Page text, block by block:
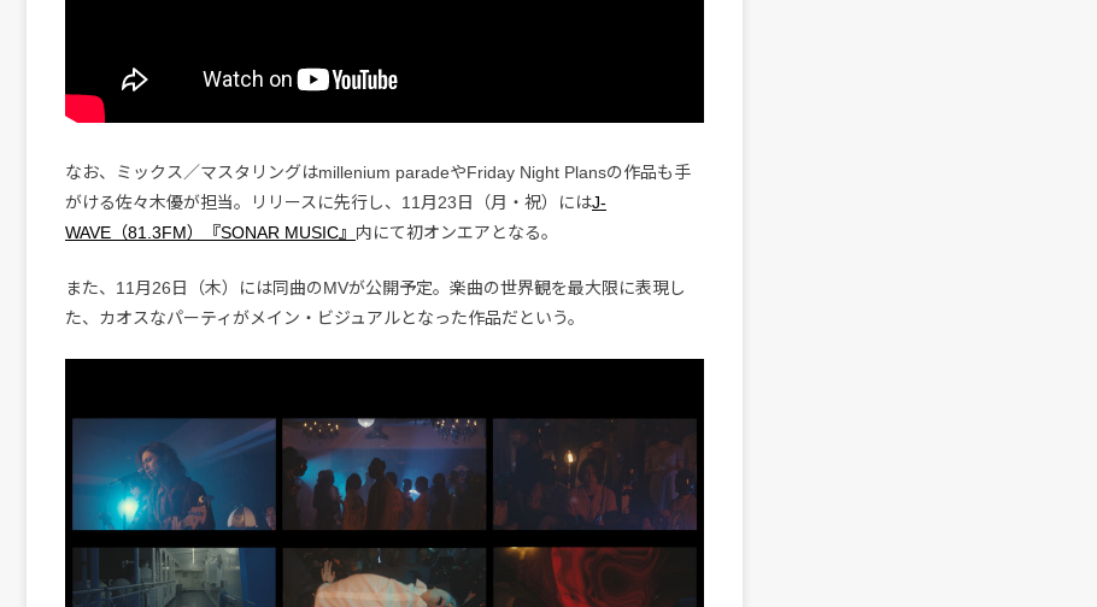
なお、ミックス／マスタリングはmillenium paradeやFriday Night Plansの作品も手
がける佐々木優が担当。リリースに先行し、11月23日（月・祝）にはJ-
WAVE（81.3FM）『SONAR MUSIC』 内にて初オンエアとなる。
また、11月26日（木）には同曲のMVが公開予定。楽曲の世界観を最大限に表現し
た、カオスなパーティがメイン・ビジュアルとなった作品だという。